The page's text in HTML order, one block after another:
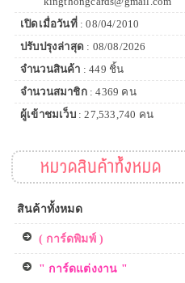
เปิดเมื่อวันที่: 08/04/2010
ปรับปรุงล่าสุด : 08/08/2026
จำนวนสินค้า : 449 ชิ้น
จำนวนสมาชิก: 4369 คน
ผู้เข้าชมเว็บ: 27,533,740 คน
หมวดสินค้าทั้งหมด
สินค้าทั้งหมด
( การ์ดพิมพ์ )
" การ์ดแต่งงาน "